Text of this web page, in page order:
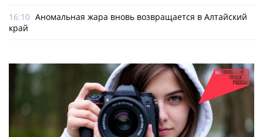
16:10 Аномальная жара вновь возвращается в Алтайский
край